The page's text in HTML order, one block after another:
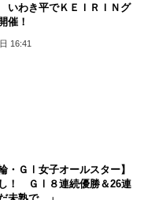
いわき平でＫＥＩＲＩＮグ
催！
16:41
・ＧⅠ女子オールスター】
！ ＧⅠ８連続優勝＆26連